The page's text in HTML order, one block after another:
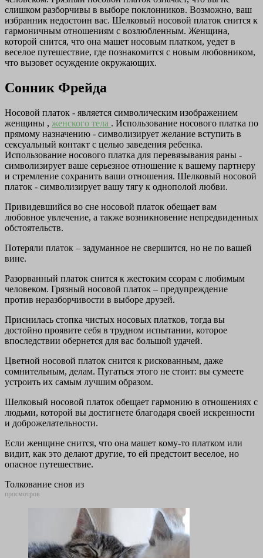
слишком разборчивы в выборе поклонников. Возможно, ваш
избранник недостоин вас. Шелковый носовой платок снится к
гармоничным отношениям с возлюбленным. Женщина,
которой снится, что она машет носовым платком, уедет в
веселое путешествие, где познакомится с новым любовником,
что вызовет осуждение окружающих.
Сонник Фрейда
Носовой платок - является символическим изображением
женщины , женского тела . Использование носового платка по
прямому назначению - символизирует желание вступить в
сексуальный контакт с целью заведения ребенка.
Использование носового платка для перевязывания раны -
символизирует ваше серьезное отношение к вашему партнеру
и стремление сохранить ваши отношения. Шелковый носовой
платок - символизирует вашу тягу к однополой любви.
Привидевшийся во сне носовой платок обещает вам
любовное увлечение, а также возникновение непредвиденных
обстоятельств.
Потеряли платок – задуманное не свершится, но не по вашей
вине.
Разорванный платок снится к жестоким ссорам с любимым
человеком. Грязный носовой платок – предупреждение
против неразборчивости в выборе друзей.
Приснилась стопка чистых носовых платков, тогда вы
достойно проявите себя в трудном испытании, которое
впоследствии обернется для вас большой удачей.
Цветной носовой платок снится к рискованным, даже
сомнительным, делам. Пугаться этого не стоит: вы сумеете
устроить их самым лучшим образом.
Шелковый носовой платок обещает гармонию в отношениях с
людьми, которой вы достигнете благодаря своей искренности
и доброжелательности.
Если женщине снится, что она машет кому-то платком или
видит, как это делают другие, то ей предстоит веселое, но
опасное путешествие.
Толкование снов из
просмотров